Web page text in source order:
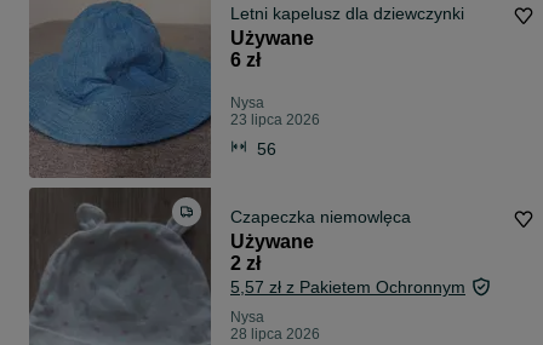
Letni kapelusz dla dziewczynki
Używane
6 zł
Nysa
23 lipca 2026
56
Czapeczka niemowlęca
Używane
2 zł
5,57 zł z Pakietem Ochronnym
Nysa
28 lipca 2026